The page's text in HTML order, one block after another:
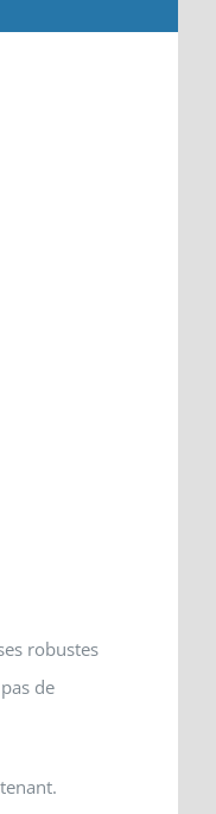
robustes
de